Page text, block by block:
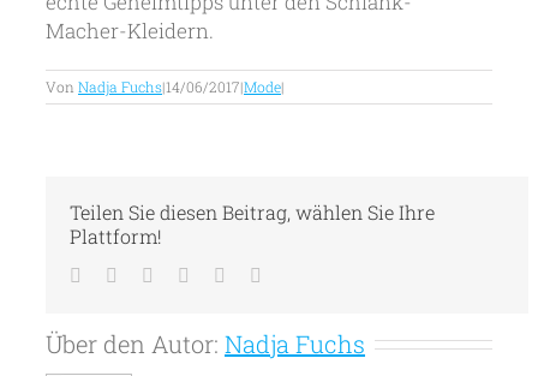
Macher-Kleidern.
Von Nadja Fuchs|14/06/2017|Mode|
Teilen Sie diesen Beitrag, wählen Sie Ihre
Plattform!
Facebook
TwitterLinkedIn
TumblrPinterest
Über den Autor: Nadja Fuchs